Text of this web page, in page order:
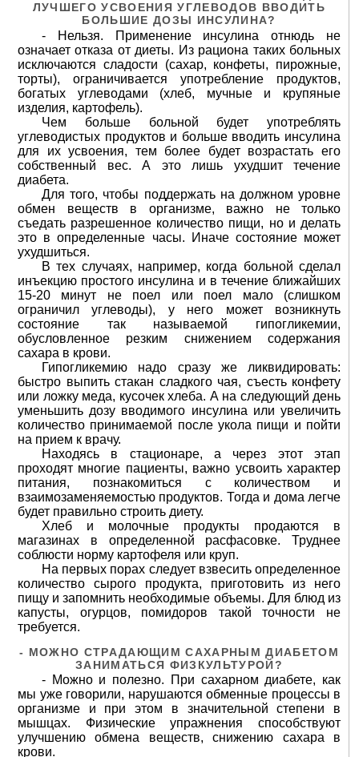
ЛУЧШЕГО УСВОЕНИЯ УГЛЕВОДОВ ВВОДИТЬ
БОЛЬШИЕ ДОЗЫ ИНСУЛИНА?
- Нельзя. Применение инсулина отнюдь не
означает отказа от диеты. Из рациона таких больных
исключаются сладости (сахар, конфеты, пирожные,
торты), ограничивается употребление продуктов,
богатых углеводами (хлеб, мучные и крупяные
изделия, картофель).
Чем больше больной будет употреблять
углеводистых продуктов и больше вводить инсулина
для их усвоения, тем более будет возрастать его
собственный вес. А это лишь ухудшит течение
диабета.
Для того, чтобы поддержать на должном уровне
обмен веществ в организме, важно не только
съедать разрешенное количество пищи, но и делать
это в определенные часы. Иначе состояние может
ухудшиться.
В тех случаях, например, когда больной сделал
инъекцию простого инсулина и в течение ближайших
15-20 минут не поел или поел мало (слишком
ограничил углеводы), у него может возникнуть
состояние так называемой гипогликемии,
обусловленное резким снижением содержания
сахара в крови.
Гипогликемию надо сразу же ликвидировать:
быстро выпить стакан сладкого чая, съесть конфету
или ложку меда, кусочек хлеба. А на следующий день
уменьшить дозу вводимого инсулина или увеличить
количество принимаемой после укола пищи и пойти
на прием к врачу.
Находясь в стационаре, а через этот этап
проходят многие пациенты, важно усвоить характер
питания, познакомиться с количеством и
взаимозаменяемостью продуктов. Тогда и дома легче
будет правильно строить диету.
Хлеб и молочные продукты продаются в
магазинах в определенной расфасовке. Труднее
соблюсти норму картофеля или круп.
На первых порах следует взвесить определенное
количество сырого продукта, приготовить из него
пищу и запомнить необходимые объемы. Для блюд из
капусты, огурцов, помидоров такой точности не
требуется.
- МОЖНО СТРАДАЮЩИМ САХАРНЫМ ДИАБЕТОМ
ЗАНИМАТЬСЯ ФИЗКУЛЬТУРОЙ?
- Можно и полезно. При сахарном диабете, как
мы уже говорили, нарушаются обменные процессы в
организме и при этом в значительной степени в
мышцах. Физические упражнения способствуют
улучшению обмена веществ, снижению сахара в
крови.